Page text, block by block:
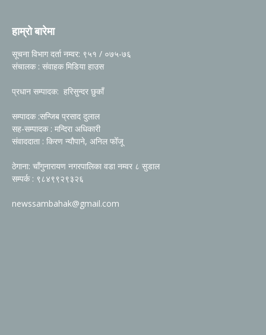
हाम्रो बारेमा
सूचना विभाग दर्ता नम्वर: ९५१ / ०७५-७६
संचालक : संवाहक मिडिया हाउस
प्रधान सम्पादक: हरिसुन्दर छुकाँ
सम्पादक :सन्जिब प्रसाद दुलाल
सह-सम्पादक : मन्दिरा अधिकारी
संवाददाता : किरण न्यौपाने, अनिल फोँजू
ठेगाना: चाँगुनारायण नगरपालिका वडा नम्वर ८ सुडाल
सम्पर्क : ९८४९९२९३२६
newssambahak@gmail.com